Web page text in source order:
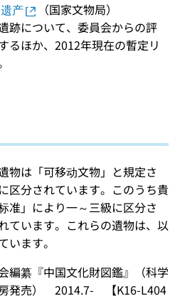
产
（国家文物局）
跡について、委員会からの評
るほか、2012年現在の暫定リ
物は「可移动文物」と規定さ
区分されています。このうち貴
准」により一～三級に区分さ
ています。これらの遺物は、以
います。
編纂『中国文化財図鑑』（科学
房発売） 2014.7- 【K16-L404